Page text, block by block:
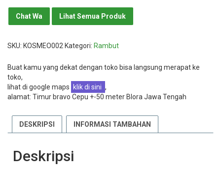
Shampoo
Chat Wa Lihat Semua Produk
SKU: KOSMEO002 Kategori: Rambut
Buat kamu yang dekat dengan toko bisa langsung merapat ke
toko,
lihat di google maps
klik di sini ,
alamat: Timur bravo Cepu +-50 meter Blora Jawa Tengah
DESKRIPSI INFORMASI TAMBAHAN
Deskripsi